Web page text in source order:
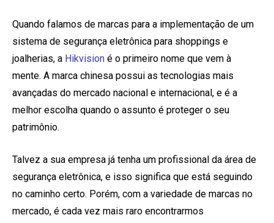
Quando falamos de marcas para a implementação de um
sistema de segurança eletrônica para shoppings e
joalherias, a Hikvision é o primeiro nome que vem à
mente. A marca chinesa possui as tecnologias mais
avançadas do mercado nacional e internacional, e é a
melhor escolha quando o assunto é proteger o seu
patrimônio.
Talvez a sua empresa já tenha um profissional da área de
segurança eletrônica, e isso significa que está seguindo
no caminho certo. Porém, com a variedade de marcas no
mercado, é cada vez mais raro encontrarmos